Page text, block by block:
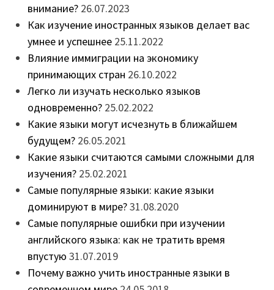
внимание? 26.07.2023
Как изучение иностранных языков делает вас
умнее и успешнее 25.11.2022
Влияние иммиграции на экономику
принимающих стран 26.10.2022
Легко ли изучать несколько языков
одновременно? 25.02.2022
Какие языки могут исчезнуть в ближайшем
будущем? 26.05.2021
Какие языки считаются самыми сложными для
изучения? 25.02.2021
Самые популярные языки: какие языки
доминируют в мире?31.08.2020
Самые популярные ошибки при изучении
английского языка: как не тратить время
впустую 31.07.2019
Почему важно учить иностранные языки в